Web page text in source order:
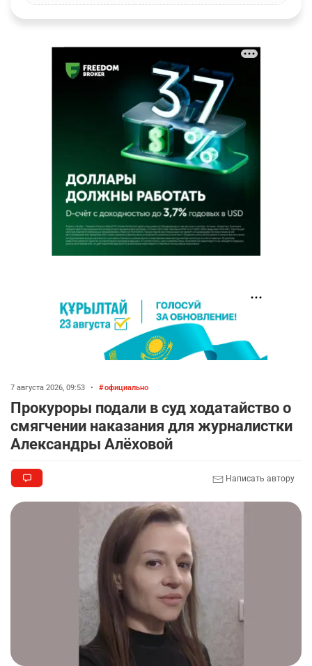
7 августа 2026, 09:53 • официально
Прокуроры подали в суд ходатайство о
смягчении наказания для журналистки
Александры Алёховой
Написать автору